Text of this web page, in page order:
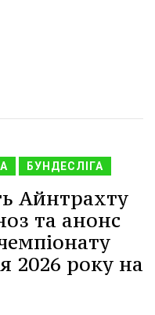
БУНДЕСЛІГА
Айнтрахту
та анонс
2026 року на